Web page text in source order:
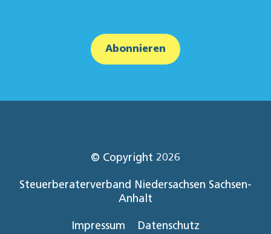
Abonnieren
© Copyright 2026
Steuerberaterverband Niedersachsen Sachsen-
Anhalt
Impressum Datenschutz